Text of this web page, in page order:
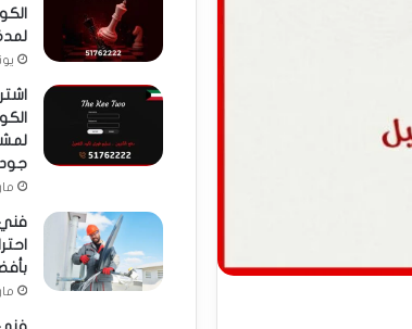
لمدة
يونيو
مارس
مارس